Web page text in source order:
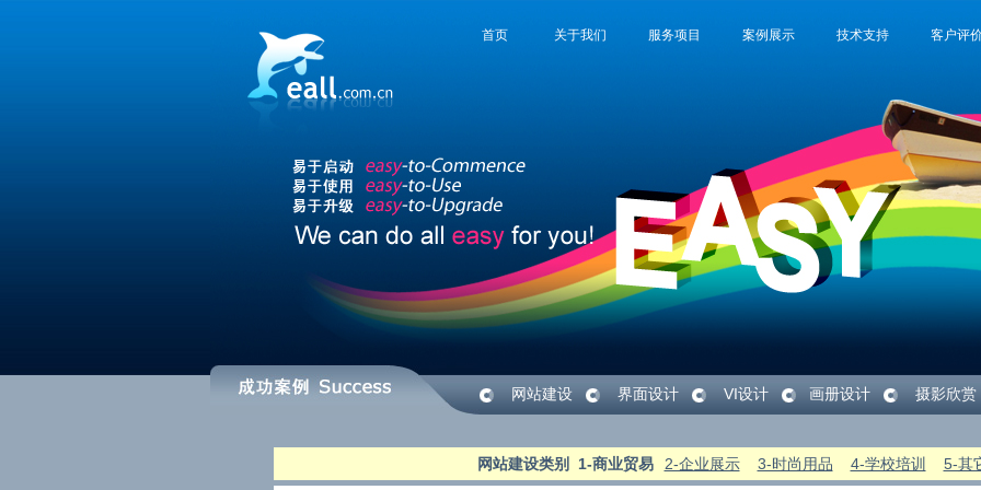
网站建设 界面设计 VI设计 画册设计 摄影欣赏
网站建设类别 1-商业贸易 2-企业展示 3-时尚用品 4-学校培训 5-其